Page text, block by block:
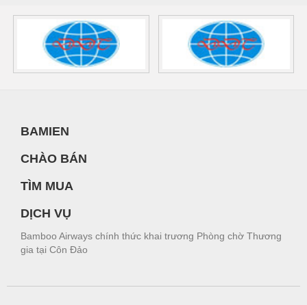
BAMIEN
CHÀO BÁN
TÌM MUA
DỊCH VỤ
Bamboo Airways chính thức khai trương Phòng chờ Thương
gia tại Côn Đảo